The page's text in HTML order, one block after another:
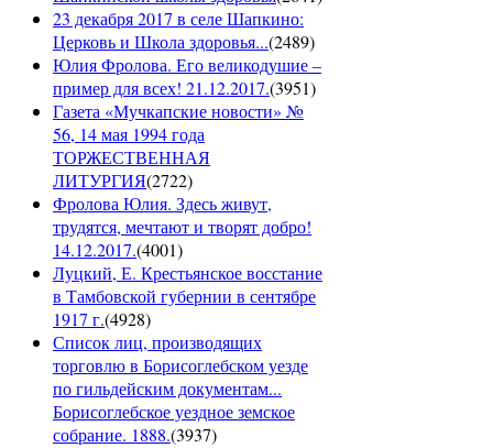
23 декабря 2017 в селе Шапкино:
Церковь и Школа здоровья...(2489)
Юлия Фролова. Его великодушие –
пример для всех! 21.12.2017.(3951)
Газета «Мучкапские новости» №
56, 14 мая 1994 года
ТОРЖЕСТВЕННАЯ
ЛИТУРГИЯ(2722)
Фролова Юлия. Здесь живут,
трудятся, мечтают и творят добро!
14.12.2017.(4001)
Луцкий, Е. Крестьянское восстание
в Тамбовской губернии в сентябре
1917 г.(4928)
Список лиц, производящих
торговлю в Борисоглебском уезде
по гильдейским документам...
Борисоглебское уездное земское
собрание. 1888.(3937)